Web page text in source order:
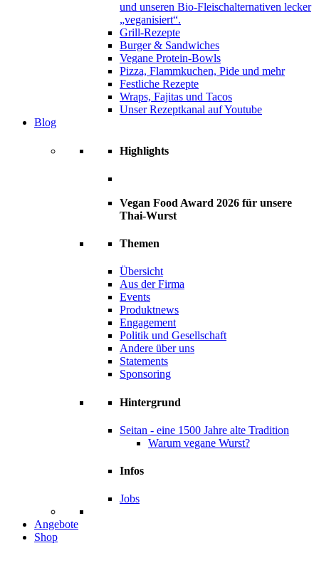
und unseren Bio-Fleischalternativen lecker
„veganisiert“.
Grill-Rezepte
Burger & Sandwiches
Vegane Protein-Bowls
Pizza, Flammkuchen, Pide und mehr
Festliche Rezepte
Wraps, Fajitas und Tacos
Unser Rezeptkanal auf Youtube
Blog
Highlights
Vegan Food Award 2026 für unsere
Thai-Wurst
Themen
Übersicht
Aus der Firma
Events
Produktnews
Engagement
Politik und Gesellschaft
Andere über uns
Statements
Sponsoring
Hintergrund
Seitan - eine 1500 Jahre alte Tradition
Warum vegane Wurst?
Infos
Jobs
Angebote
Shop